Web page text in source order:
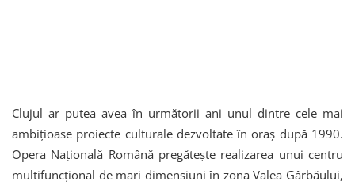
Clujul ar putea avea în următorii ani unul dintre cele mai
ambițioase proiecte culturale dezvoltate în oraș după 1990.
Opera Națională Română pregătește realizarea unui centru
multifuncțional de mari dimensiuni în zona Valea Gârbăului,